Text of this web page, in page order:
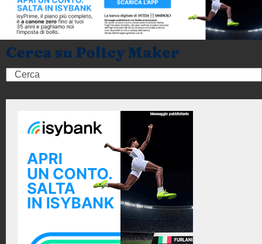
Cerca su Policy Maker
Search